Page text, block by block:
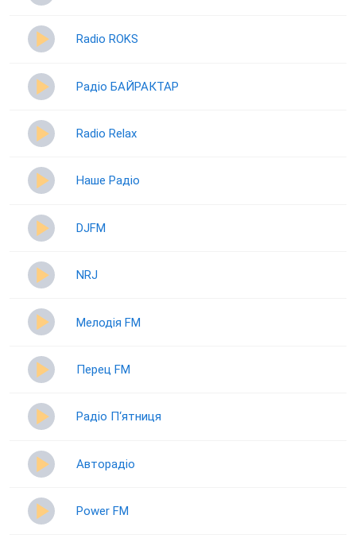
Radio ROKS
Радіо БАЙРАКТАР
Radio Relax
Наше Радіо
DJFM
NRJ
Мелодія FM
Перец FM
Радіо П‘ятниця
Авторадіо
Power FM